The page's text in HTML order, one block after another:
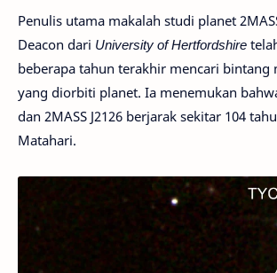
Penulis utama makalah studi planet
Deacon dari University of Hertfordshire
beberapa tahun terakhir mencari bintang
yang diorbiti planet. Ia menemukan bahwa
dan 2MASS J2126 berjarak sekitar 104
Matahari.